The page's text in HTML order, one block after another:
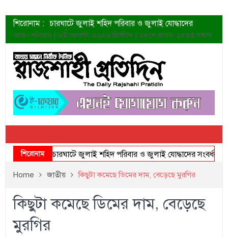
শিরোনাম : চারঘাটে জুলাই শহিদ পরিবার ও জুলাই যোদ্ধাদের
সংবর্ধনা
শহীদদের প্রত্যাশা এখনো পূরণ হয়নি: ডা. শফিকুর রহমান
ত্বক ভালো রাখতে যে ৫ কাজ করবেন
জুলাই স্মৃতি জাদুঘরের দুয়ার খুলেছে উদ্বোধন করলেন
প্রধানমন্ত্রী
শাহরুখের নতুন সিনেমার লুক
কোয়ার্টার ফাইনালে নেইমারের দুর্দান্ত অ্যাসিস্টে সান্তোস
ডেনিস লিয়ামিন রাশিয়ার ড্রোন বাহিনীর প্রধান হলেন
জুলাই শহিদদের আত্মত্যাগ জাতি চিরকাল শ্রদ্ধার সাথে
আজ- শনিবার | ৮ই আগস্ট, ২০২৬ খ্রিস্টাব্দ | ২৪শে শ্রাবণ, ১৪৩৩ বঙ্গাব্দ
শিরোনামচারঘাটে জুলাই শহিদ পরিবার ও জুলাই যোদ্ধাদের সংবর্ধনা
Home জাতীয় কিছুটা কমেছে ডিমের দাম, বেড়েছে মুরগির
কিছুটা কমেছে ডিমের দাম, বেড়েছে
মুরগির